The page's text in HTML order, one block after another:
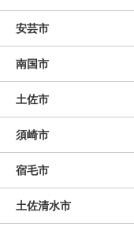
安芸市
南国市
土佐市
須崎市
宿毛市
土佐清水市